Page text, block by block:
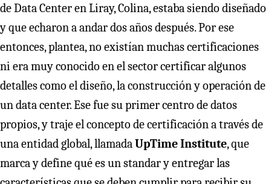
de Data Center en Liray, Colina, estaba siendo diseñado
y que echaron a andar dos años después. Por ese
entonces, plantea, no existían muchas certificaciones
ni era muy conocido en el sector certificar algunos
detalles como el diseño, la construcción y operación de
un data center. Ese fue su primer centro de datos
propios, y traje el concepto de certificación a través de
una entidad global, llamada UpTime Institute, que
marca y define qué es un standar y entregar las